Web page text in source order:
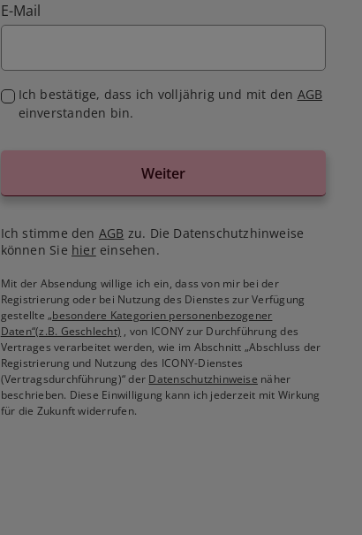
E-Mail
Ich bestätige, dass ich volljährig und mit den AGB
einverstanden bin.
Weiter
Ich stimme den AGB zu. Die Datenschutzhinweise
können Sie hiereinsehen.
Mit der Absendung willige ich ein, dass von mir bei der
Registrierung oder bei Nutzung des Dienstes zur Verfügung
gestellte„besondere Kategorien personenbezogener
Daten“(z.B. Geschlecht) , von ICONY zur Durchführung des
Vertrages verarbeitet werden, wie im Abschnitt „Abschluss der
Registrierung und Nutzung des ICONY-Dienstes
(Vertragsdurchführung)“ der Datenschutzhinweise näher
beschrieben. Diese Einwilligung kann ich jederzeit mit Wirkung
für die Zukunft widerrufen.